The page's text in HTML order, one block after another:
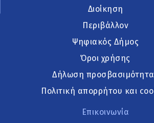
Διοίκηση
Περιβάλλον
Ψηφιακός Δήμος
Όροι χρήσης
Δήλωση
Πολιτική απορρήτου και
Επικοινωνία